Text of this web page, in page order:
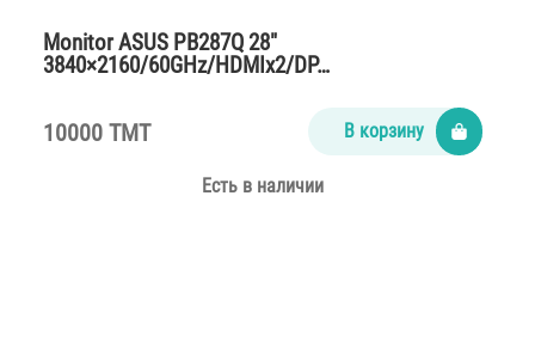
Monitor ASUS PB287Q 28″
3840×2160/60GHz/HDMIx2/DP…
10000 TMT В корзину
Есть в наличии